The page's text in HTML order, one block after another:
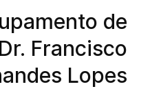
de
Francisco
Lopes